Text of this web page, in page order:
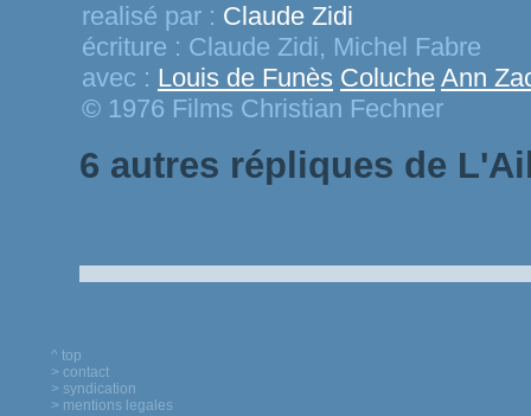
realisé par : Claude Zidi
écriture : Claude Zidi, Michel Fabre
avec : Louis de Funès Coluche Ann
© 1976 Films Christian Fechner
6 autres répliques de
^ top
> contact
> syndication
> mentions legales